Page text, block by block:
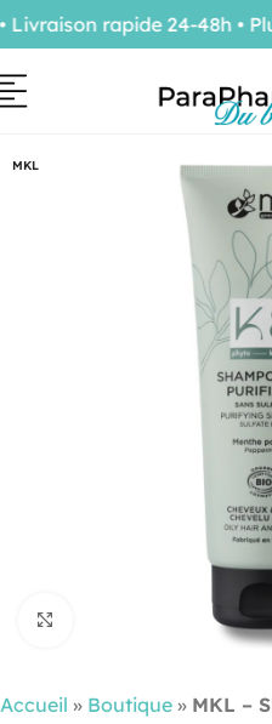
MKL
Cliquez pour agrandir
Accueil » Boutique » MKL –
rapide 24-48h •